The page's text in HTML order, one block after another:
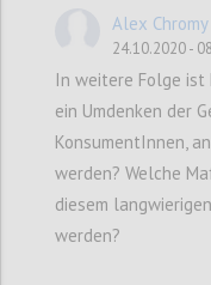
geben dem
Möglichkeit,
jedoch eine
einem
das souveräne
Alex Chromy
24.10.2020 -
In weitere Folge ist
ein Umdenken der
KonsumentInnen,
werden? Welche
diesem
werden?